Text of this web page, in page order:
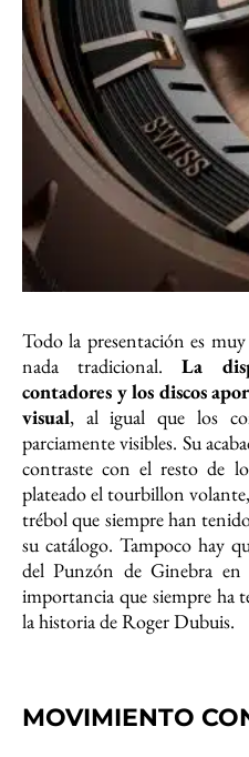
Todo la presentación es
nada tradicional.La
contadores y los discos
visual, al igual que los
parciamente visibles. Su
contraste con el resto de
plateado el tourbillon
trébol que siempre han
su catálogo. Tampoco hay
del Punzón de Ginebra
importancia que siempre ha
la historia de Roger Dubuis.
MOVIMIENTO